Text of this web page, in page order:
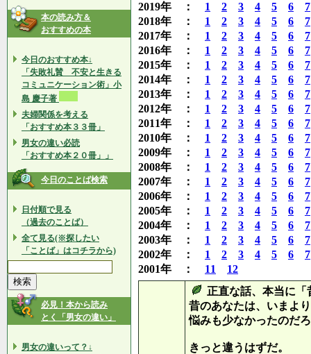
本の読み方＆
おすすめの本
今日のおすすめ本↓
「失敗礼賛 不安と生きる
コミュニケーション術」小
島 慶子著
夫婦関係を考える
「おすすめ本３３冊」
男女の違い必読
「おすすめ本２０冊」」
今日のことば検索
日付順で見る
（過去のことば）
全て見る(※探したい
「ことば」はコチラから)
必見！本から読み
とく「男女の違い」
男女の違いって？↓
2019年 ： 1 2 3 4 5 6
7
2018年 ： 1 2 3 4 5 6
7
2017年 ： 1 2 3 4 5 6
7
2016年 ： 1 2 3 4 5 6
7
2015年 ： 1 2 3 4 5 6
7
2014年 ： 1 2 3 4 5 6
7
2013年 ： 1 2 3 4 5 6
7
2012年 ： 1 2 3 4 5 6
7
2011年 ： 1 2 3 4 5 6
7
2010年 ： 1 2 3 4 5 6
7
2009年 ： 1 2 3 4 5 6
7
2008年 ： 1 2 3 4 5 6
7
2007年 ： 1 2 3 4 5 6
7
2006年 ： 1 2 3 4 5 6
7
2005年 ： 1 2 3 4 5 6
7
2004年 ： 1 2 3 4 5 6
7
2003年 ： 1 2 3 4 5 6
7
2002年 ： 1 2 3 4 5 6
7
2001年 ： 11 12
正直な話、本当に
昔のあなたは、いまよ
悩みも少なかったのだ
きっと違うはずだ。